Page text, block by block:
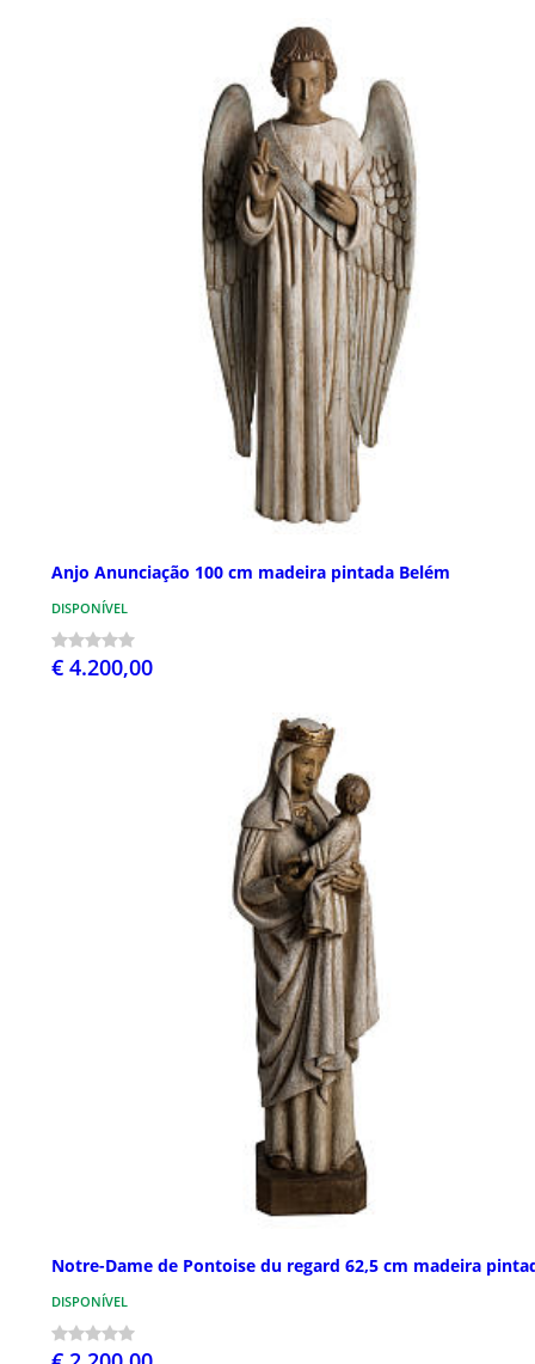
Anjo Anunciação 100 cm madeira pintada Belém
DISPONÍVEL
€ 4.200,00
Notre-Dame de Pontoise du regard 62,5 cm madeira
DISPONÍVEL